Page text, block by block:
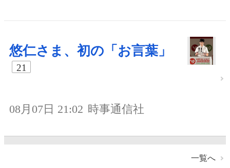
悠仁さま、初の「お言葉」
21
08月07日 21:02 時事通信社
一覧へ